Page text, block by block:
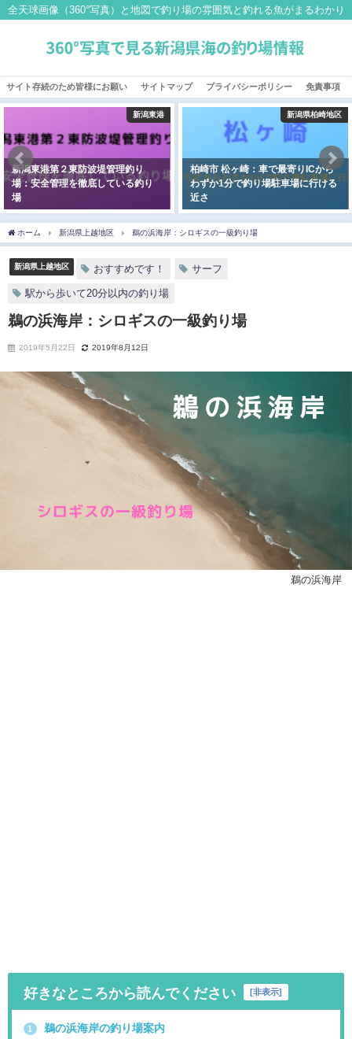
全天球画像（360°写真）と地図で釣り場の雰囲気と釣れる魚がまるわかり
サイト存続のため皆様にお願い サイトマップ プライバシーポリシー 免責事項
新潟東港
新潟東港第２東防波堤管理釣り
場：安全管理を徹底している釣り
場
新潟県柏崎地区
柏崎市 松ヶ崎：車で最寄りICから
わずか1分で釣り場駐車場に行ける
近さ
ホーム 新潟県上越地区 鵜の浜海岸：シロギスの一級釣り場
新潟県上越地区 おすすめです！ サーフ
駅から歩いて20分以内の釣り場
鵜の浜海岸：シロギスの一級釣り場
2019年5月22日 2019年8月12日
鵜の浜海岸
好きなところから読んでください [非表示]
1 鵜の浜海岸の釣り場案内